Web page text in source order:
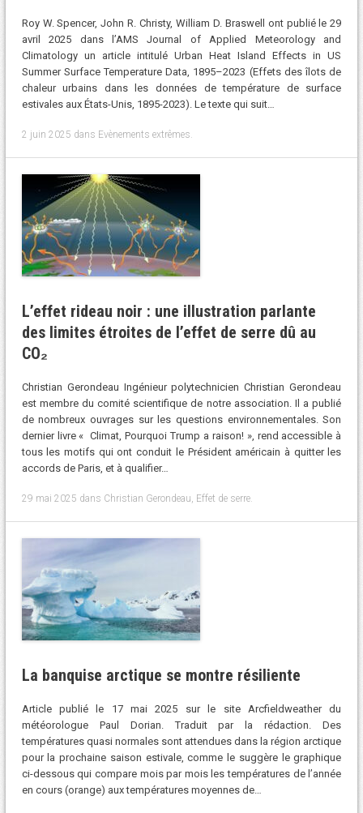
Roy W. Spencer, John R. Christy, William D. Braswell ont publié le 29
avril 2025 dans l’AMS Journal of Applied Meteorology and
Climatology un article intitulé Urban Heat Island Effects in US
Summer Surface Temperature Data, 1895–2023 (Effets des îlots de
chaleur urbains dans les données de température de surface
estivales aux États-Unis, 1895-2023). Le texte qui suit…
2 juin 2025 dans Evènements extrêmes
L’effet rideau noir : une illustration parlante
des limites étroites de l’effet de serre dû au
CO₂
Christian Gerondeau Ingénieur polytechnicien Christian Gerondeau
est membre du comité scientifique de notre association. Il a publié
de nombreux ouvrages sur les questions environnementales. Son
dernier livre « Climat, Pourquoi Trump a raison! », rend accessible à
tous les motifs qui ont conduit le Président américain à quitter les
accords de Paris, et à qualifier…
29 mai 2025 dans Christian Gerondeau Effet de serre.
La banquise arctique se montre résiliente
Article publié le 17 mai 2025 sur le site Arcfieldweather du
météorologue Paul Dorian. Traduit par la rédaction. Des
températures quasi normales sont attendues dans la région arctique
pour la prochaine saison estivale, comme le suggère le graphique
ci-dessous qui compare mois par mois les températures de l’année
en cours (orange) aux températures moyennes de…